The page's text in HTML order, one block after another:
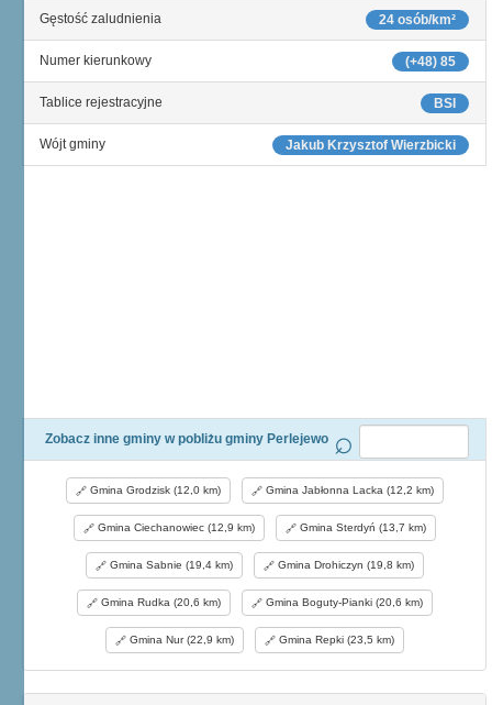
24 osób/km²
Gęstość zaludnienia
(+48) 85
Numer kierunkowy
BSI
Tablice rejestracyjne
Jakub Krzysztof Wierzbicki
Wójt gminy
Zobacz inne gminy w pobliżu gminy Perlejewo
Gmina Grodzisk (12,0 km) Gmina Jabłonna Lacka (12,2 km)
Gmina Ciechanowiec (12,9 km) Gmina Sterdyń (13,7 km)
Gmina Sabnie (19,4 km) Gmina Drohiczyn (19,8 km)
Gmina Rudka (20,6 km) Gmina Boguty-Pianki (20,6 km)
Gmina Nur (22,9 km) Gmina Repki (23,5 km)